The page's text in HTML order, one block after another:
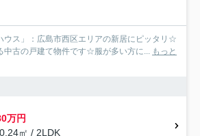
ウス」：広島市西区エリアの新居にピッタリ☆
中古の戸建て物件です☆服が多い方に... もっと
万円
㎡ / 2LDK